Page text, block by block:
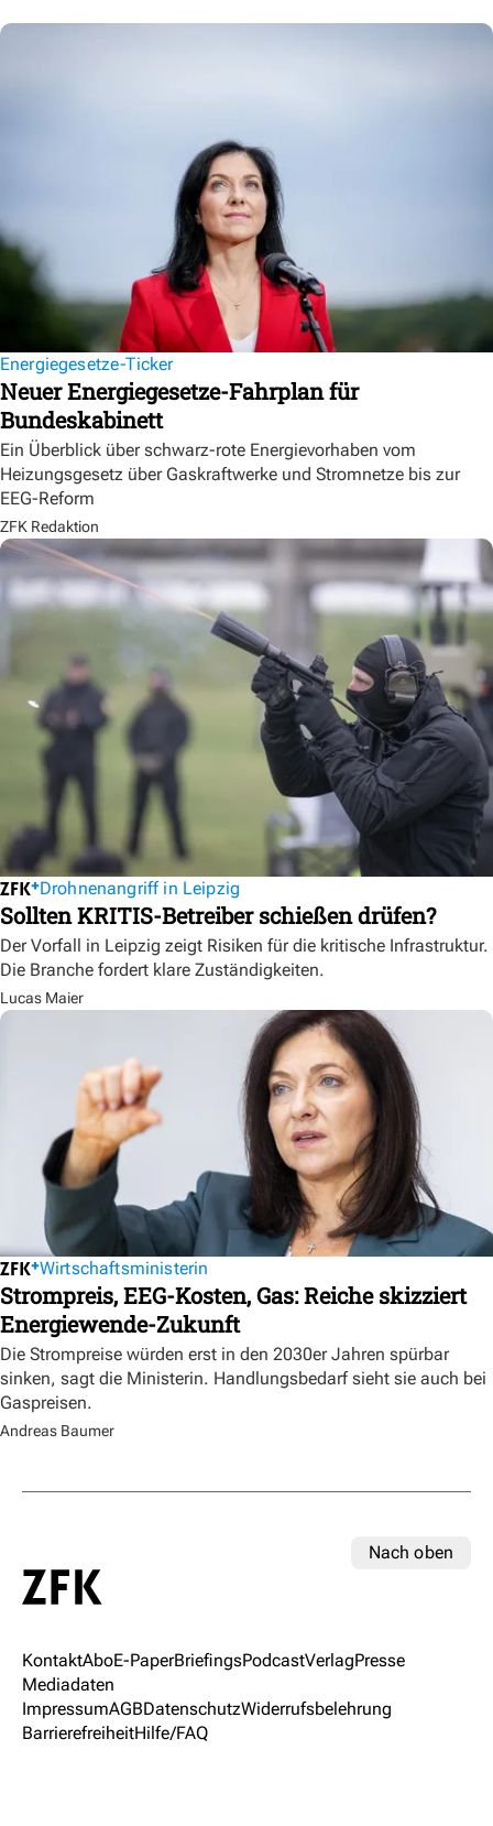
Energiegesetze-Ticker
Neuer Energiegesetze-Fahrplan für
Bundeskabinett
Ein Überblick über schwarz-rote Energievorhaben vom
Heizungsgesetz über Gaskraftwerke und Stromnetze bis zur
EEG-Reform
ZFK Redaktion
Drohnenangriff in Leipzig
Sollten KRITIS-Betreiber schießen drüfen?
Der Vorfall in Leipzig zeigt Risiken für die kritische Infrastruktur.
Die Branche fordert klare Zuständigkeiten.
Lucas Maier
Wirtschaftsministerin
Strompreis, EEG-Kosten, Gas: Reiche skizziert
Energiewende-Zukunft
Die Strompreise würden erst in den 2030er Jahren spürbar
sinken, sagt die Ministerin. Handlungsbedarf sieht sie auch bei
Gaspreisen.
Andreas Baumer
Nach oben
KontaktAboE-PaperBriefingsPodcastVerlagPresse
Mediadaten
ImpressumAGBDatenschutzWiderrufsbelehrung
BarrierefreiheitHilfe/FAQ